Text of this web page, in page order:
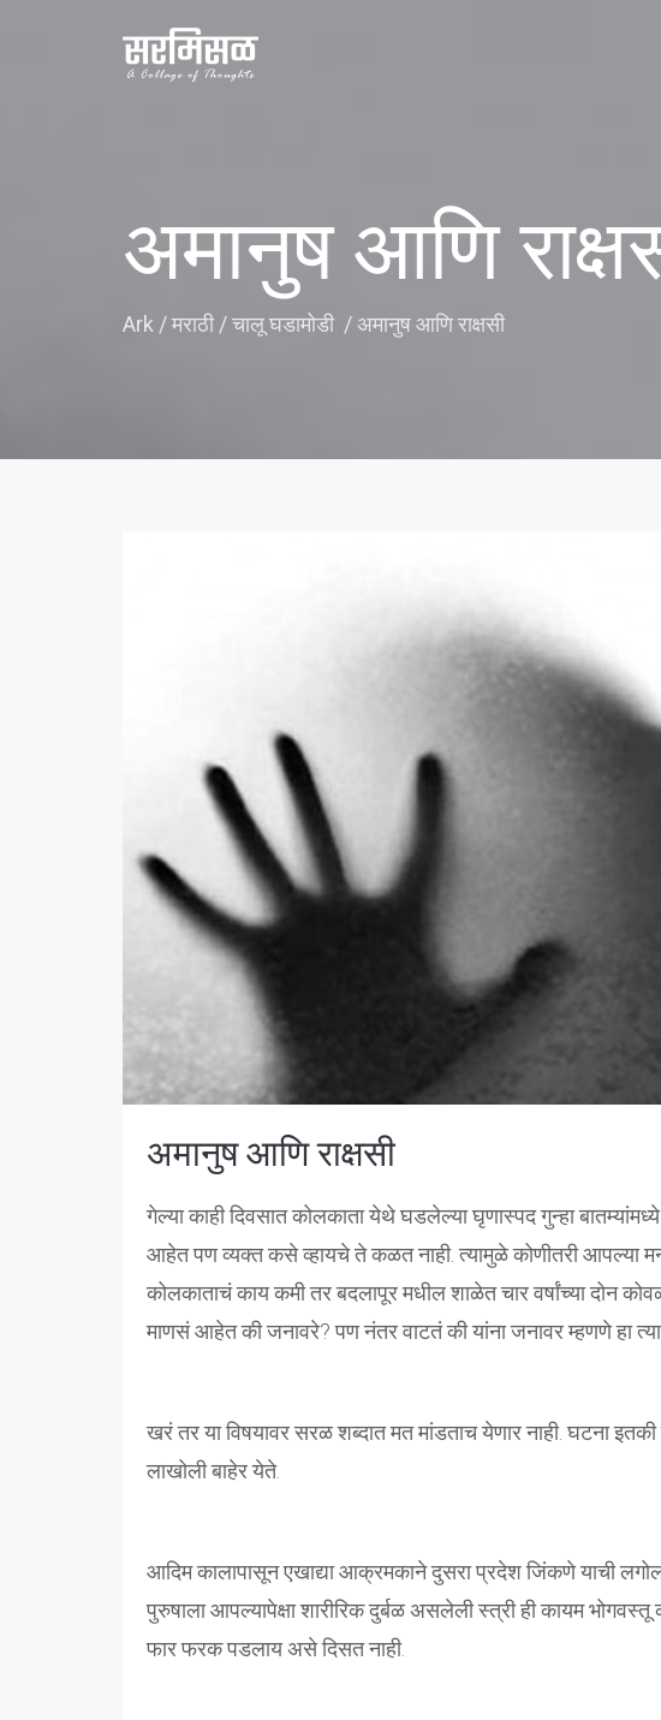
अमानुष आणि
Ark /मराठी /चालू घडामोडी / अमानुष आणि राक्षसी
अमानुष आणि राक्षसी
गेल्या काही दिवसात कोलकाता येथे घडलेल्या घृणास्पद गुन्हा
आहेत पण व्यक्त कसे व्हायचे ते कळत नाही. त्यामुळे कोणीतरी आपल्या
कोलकाताचं काय कमी तर बदलापूर मधील शाळेत चार वर्षांच्या दोन
माणसं आहेत की जनावरे? पण नंतर वाटतं की यांना जनावर म्हणणे हा
खरं तर या विषयावर सरळ शब्दात मत मांडताच येणार नाही. घटना
लाखोली बाहेर येते.
आदिम कालापासून एखाद्या आक्रमकाने दुसरा प्रदेश जिंकणे याची
पुरुषाला आपल्यापेक्षा शारीरिक दुर्बळ असलेली स्त्री ही कायम
फार फरक पडलाय असे दिसत नाही.